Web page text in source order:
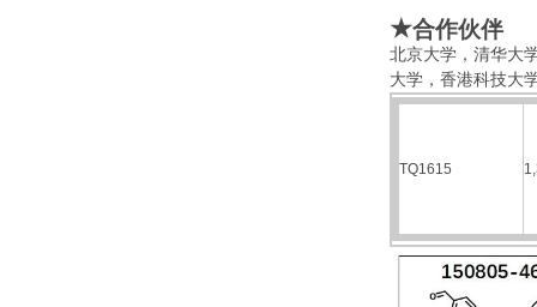
★合作伙伴
北京大学，清华大
大学，香港科技大
TQ1615